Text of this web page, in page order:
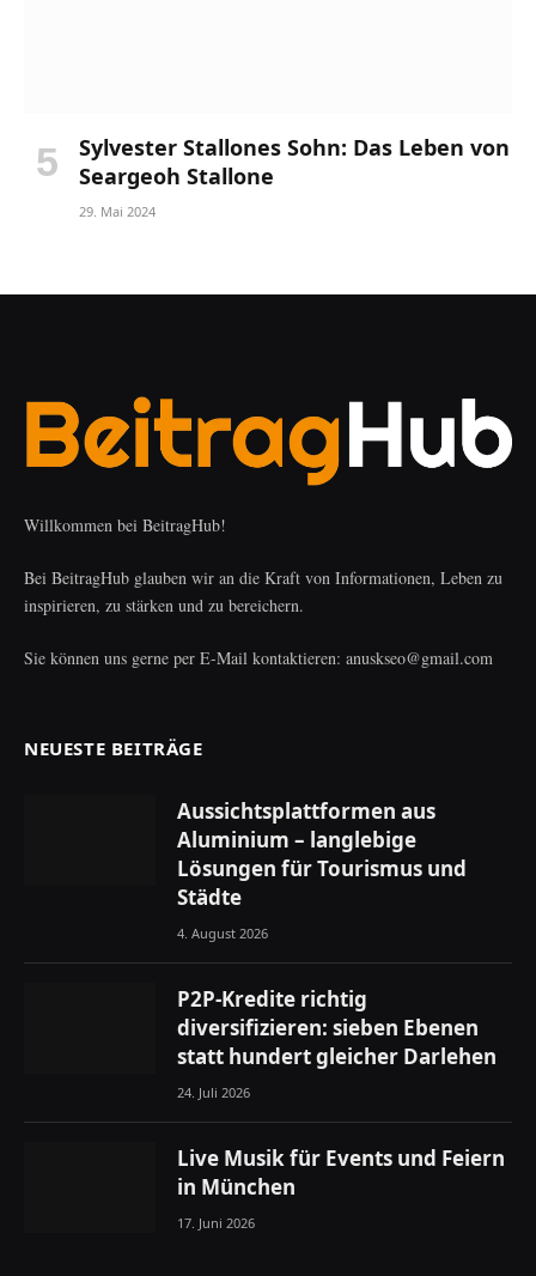
Sylvester Stallones Sohn: Das Leben von
Seargeoh Stallone
29. Mai 2024
Willkommen bei BeitragHub!
Bei BeitragHub glauben wir an die Kraft von Informationen, Leben zu
inspirieren, zu stärken und zu bereichern.
Sie können uns gerne per E-Mail kontaktieren: anuskseo@gmail.com
NEUESTE BEITRÄGE
Aussichtsplattformen aus
Aluminium – langlebige
Lösungen für Tourismus und
Städte
4. August 2026
P2P-Kredite richtig
diversifizieren: sieben Ebenen
statt hundert gleicher Darlehen
24. Juli 2026
Live Musik für Events und Feiern
in München
17. Juni 2026